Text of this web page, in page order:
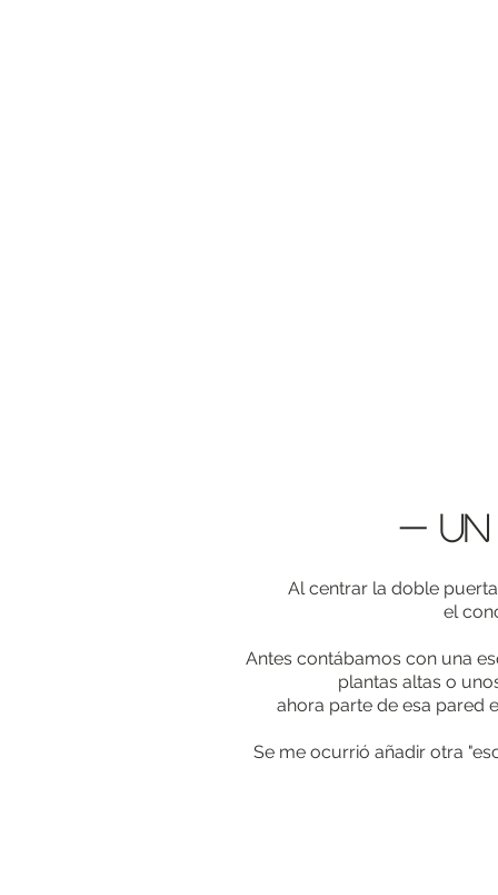
- UN
Al centrar la doble
el
Antes contábamos con una
plantas altas o
ahora parte de esa pared
Se me ocurrió añadir otra